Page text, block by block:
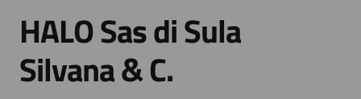
HALO Sas di Sula
Silvana & C.